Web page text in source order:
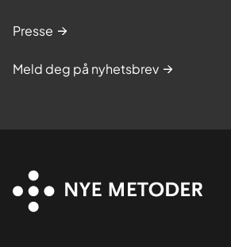
Presse
Meld deg på nyhetsbrev